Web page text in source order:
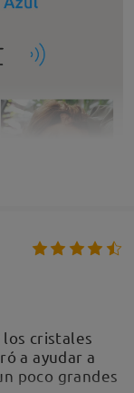
cristales
a ayudar a
poco grandes